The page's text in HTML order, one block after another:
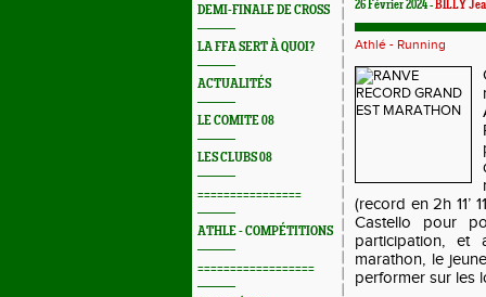
DEMI-FINALE DE CROSS
LA FFA SERT À QUOI?
ACTUALITÉS
LE COMITE 08
LES CLUBS 08
================
ATHLE - COMPÉTITIONS
==================
26 Février 2024 -BILLY
Athlé - Running
(record en 2h 11’
Castello pour
participation, et
marathon, le
performer sur les